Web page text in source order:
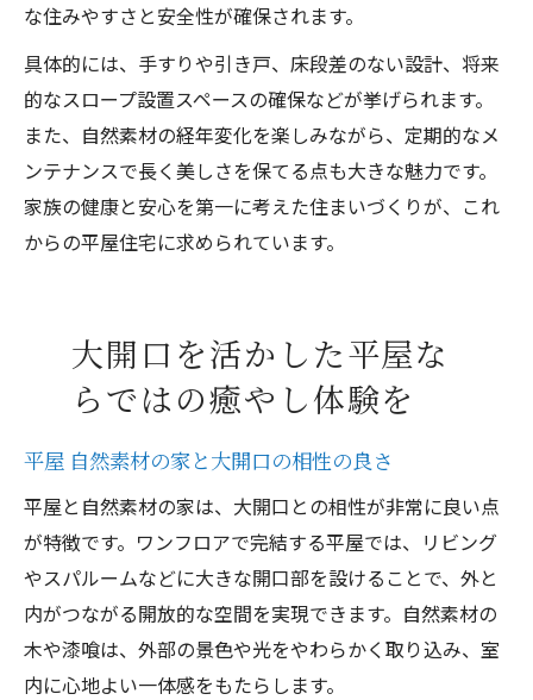
な住みやすさと安全性が確保されます。
具体的には、手すりや引き戸、床段差のない設計、将来
的なスロープ設置スペースの確保などが挙げられます。
また、自然素材の経年変化を楽しみながら、定期的なメ
ンテナンスで長く美しさを保てる点も大きな魅力です。
家族の健康と安心を第一に考えた住まいづくりが、これ
からの平屋住宅に求められています。
大開口を活かした平屋な
らではの癒やし体験を
平屋 自然素材の家と大開口の相性の良さ
平屋と自然素材の家は、大開口との相性が非常に良い点
が特徴です。ワンフロアで完結する平屋では、リビング
やスパルームなどに大きな開口部を設けることで、外と
内がつながる開放的な空間を実現できます。自然素材の
木や漆喰は、外部の景色や光をやわらかく取り込み、室
内に心地よい一体感をもたらします。